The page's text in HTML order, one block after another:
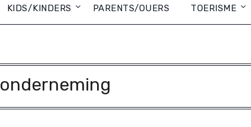
KIDS/KINDERS PARENTS/OUERS TOERISME
onderneming